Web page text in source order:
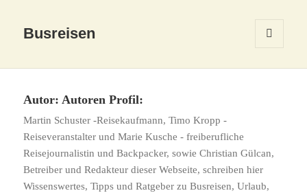
Busreisen
WIDGETS
Autor:Autoren Profil:
Martin Schuster -Reisekaufmann, Timo Kropp -
Reiseveranstalter und Marie Kusche - freiberufliche
Reisejournalistin und Backpacker, sowie Christian Gülcan,
Betreiber und Redakteur dieser Webseite, schreiben hier
Wissenswertes, Tipps und Ratgeber zu Busreisen, Urlaub,